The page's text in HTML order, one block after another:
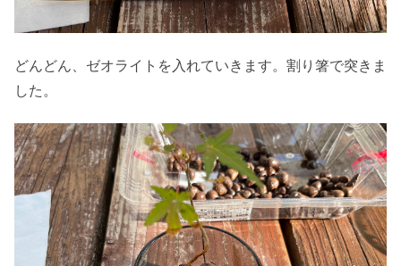
どんどん、ゼオライトを入れていきます。割り箸で突きま
した。